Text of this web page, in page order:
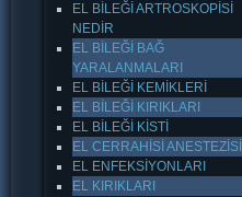
EL BİLEĞİ ARTROSKOPİSİ
NEDİR
EL BİLEĞİ BAĞ
YARALANMALARI
EL BİLEĞİ KEMİKLERİ
EL BİLEĞİ KIRIKLARI
EL BİLEĞİ KİSTİ
EL CERRAHİSİ ANESTEZİSİ
EL ENFEKSİYONLARI
EL KIRIKLARI